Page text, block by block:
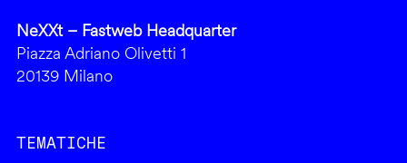
NeXXt – Fastweb Headquarter
Piazza Adriano Olivetti 1
20139 Milano
TEMATICHE